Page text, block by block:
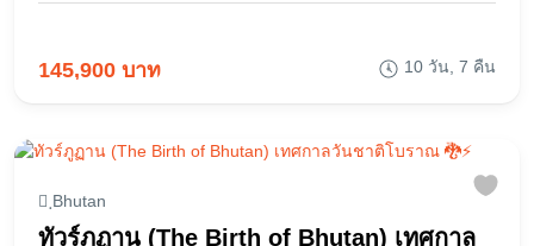
145,900 บาท 10 วัน, 7 คืน
ฺBhutan
ทัวร์ภูฏาน (The Birth of Bhutan) เทศกาล